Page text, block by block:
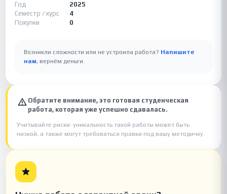
Год
2025
Семестр / курс
4
Покупки
0
Возникли сложности или не устроила работа? Напишите
нам, вернём деньги.
Обратите внимание, это готовая студенческая
работа, которая уже успешно сдавалась.
Учитывайте риски: уникальность такой работы может быть
низкой, а также могут требоваться правки под вашу методичку.